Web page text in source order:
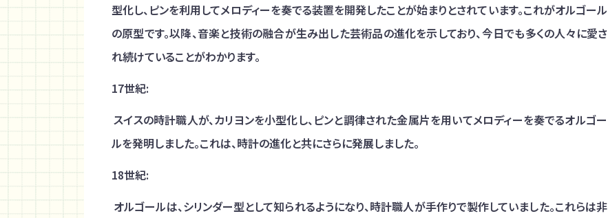
型化し、ピンを利用してメロディーを奏でる装置を開発したことが始まりとされています。これがオルゴール
の原型です。以降、音楽と技術の融合が生み出した芸術品の進化を示しており、今日でも多くの人々に愛さ
れ続けていることがわかります。
17世紀:
スイスの時計職人が、カリヨンを小型化し、ピンと調律された金属片を用いてメロディーを奏でるオルゴー
ルを発明しました。これは、時計の進化と共にさらに発展しました。
18世紀:
オルゴールは、シリンダー型として知られるようになり、時計職人が手作りで製作していました。これらは非